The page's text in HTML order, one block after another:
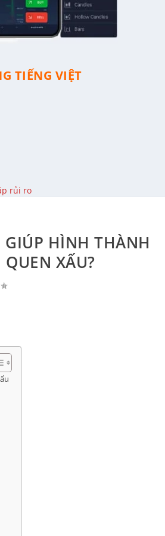
TIẾNG VIỆT
rủi ro
HÌNH THÀNH
XẤU?